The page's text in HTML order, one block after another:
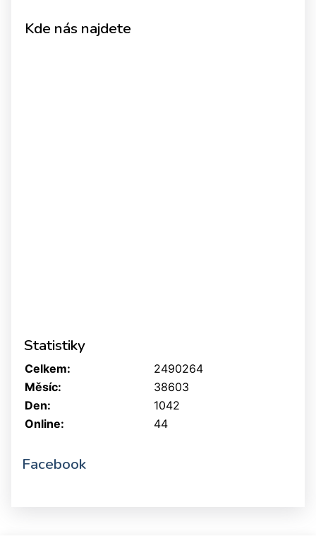
Kde nás najdete
Statistiky
Online: 44
Celkem:
2490264
Měsíc:
38603
Den:
1042
Facebook